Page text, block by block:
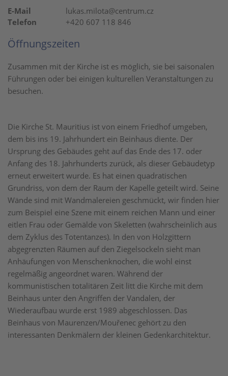
Die Kirche St. Mauritius ist von einem Friedhof umgeben,
dem bis ins 19. Jahrhundert ein Beinhaus diente. Der
Ursprung des Gebäudes geht auf das Ende des 17. oder
Anfang des 18. Jahrhunderts zurück, als dieser Gebäudetyp
erneut erweitert wurde. Es hat einen quadratischen
Grundriss, von dem der Raum der Kapelle geteilt wird. Seine
Wände sind mit Wandmalereien geschmückt, wir finden hier
zum Beispiel eine Szene mit einem reichen Mann und einer
eitlen Frau oder Gemälde von Skeletten (wahrscheinlich aus
dem Zyklus des Totentanzes). In den von Holzgittern
abgegrenzten Räumen auf den Ziegelsockeln sieht man
Anhäufungen von Menschenknochen, die wohl einst
regelmäßig angeordnet waren. Während der
kommunistischen totalitären Zeit litt die Kirche mit dem
Beinhaus unter den Angriffen der Vandalen, der
Wiederaufbau wurde erst 1989 abgeschlossen. Das
Beinhaus von Maurenzen/Mouřenec gehört zu den
interessanten Denkmälern der kleinen Gedenkarchitektur.
E-Mail
lukas.milota@centrum.cz
Telefon
+420 607 118 846
Öffnungszeiten
Zusammen mit der Kirche ist es möglich, sie bei saisonalen
Führungen oder bei einigen kulturellen Veranstaltungen zu
besuchen.